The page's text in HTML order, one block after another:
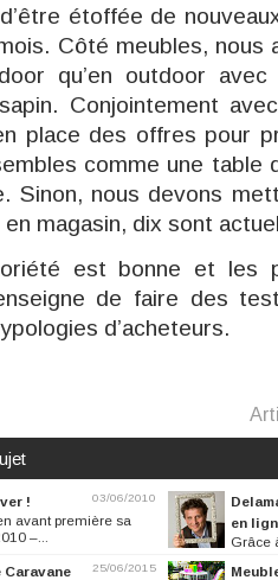
étoffée de
Côté meubles, nous
qu’en outdoor
Conjointement
place des offres pour
comme une table
Sinon, nous devons
magasin, dix sont
est bonne et les
de faire des
d’acheteurs.
03/06/2010
!
avant première sa
–...
en
Grâce
décoration en
25/06/2015
Caravane